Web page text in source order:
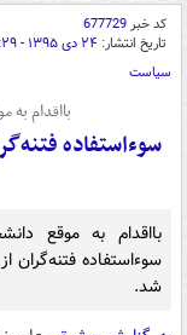
کد خبر677729
تاریخ انتشار: ۲۴ دی ۱۳۹۵ - ۰۰:۲۹
سیاست
بااقدام به
سوءاستفاده
بااقدام به موقع
سوءاستفاده
شد.